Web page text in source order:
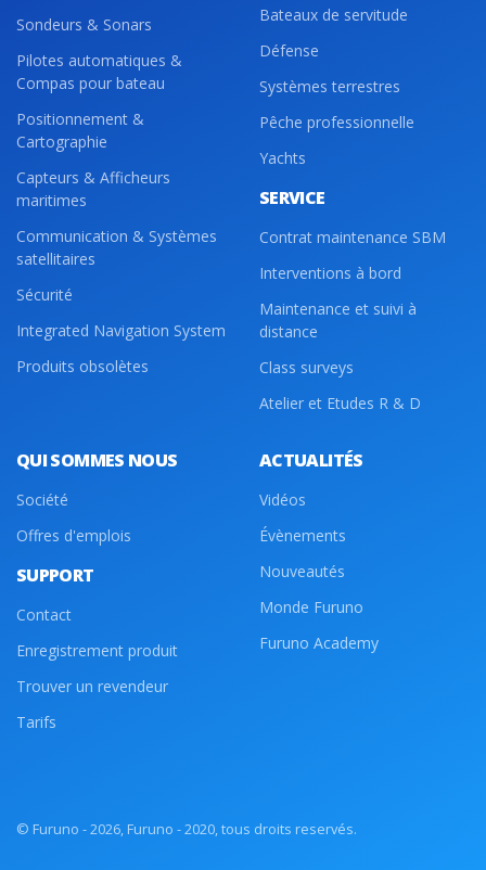
Sondeurs & Sonars
Pilotes automatiques &
Compas pour bateau
Positionnement &
Cartographie
Capteurs & Afficheurs
maritimes
Communication & Systèmes
satellitaires
Sécurité
Integrated Navigation System
Produits obsolètes
Bateaux de servitude
Défense
Systèmes terrestres
Pêche professionnelle
Yachts
SERVICE
Contrat maintenance SBM
Interventions à bord
Maintenance et suivi à
distance
Class surveys
Atelier et Etudes R & D
QUI SOMMES NOUS
Société
Offres d'emplois
SUPPORT
Contact
Enregistrement produit
Trouver un revendeur
Tarifs
ACTUALITÉS
Vidéos
Évènements
Nouveautés
Monde Furuno
Furuno Academy
© Furuno - 2026, Furuno - 2020, tous droits reservés.